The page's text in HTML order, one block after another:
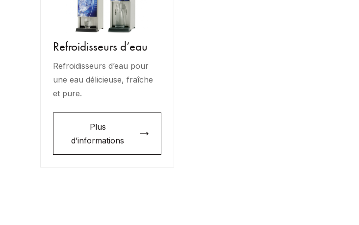
Refroidisseurs d’eau
Refroidisseurs d’eau pour
une eau délicieuse, fraîche
et pure.
Plus
d’informations